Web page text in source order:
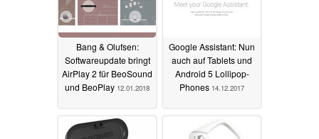
Bang & Olufsen:
Softwareupdate bringt
AirPlay 2 für BeoSound
und BeoPlay 12.01.2018
Google Assistant: Nun
auch auf Tablets und
Android 5 Lollipop-
Phones 14.12.2017